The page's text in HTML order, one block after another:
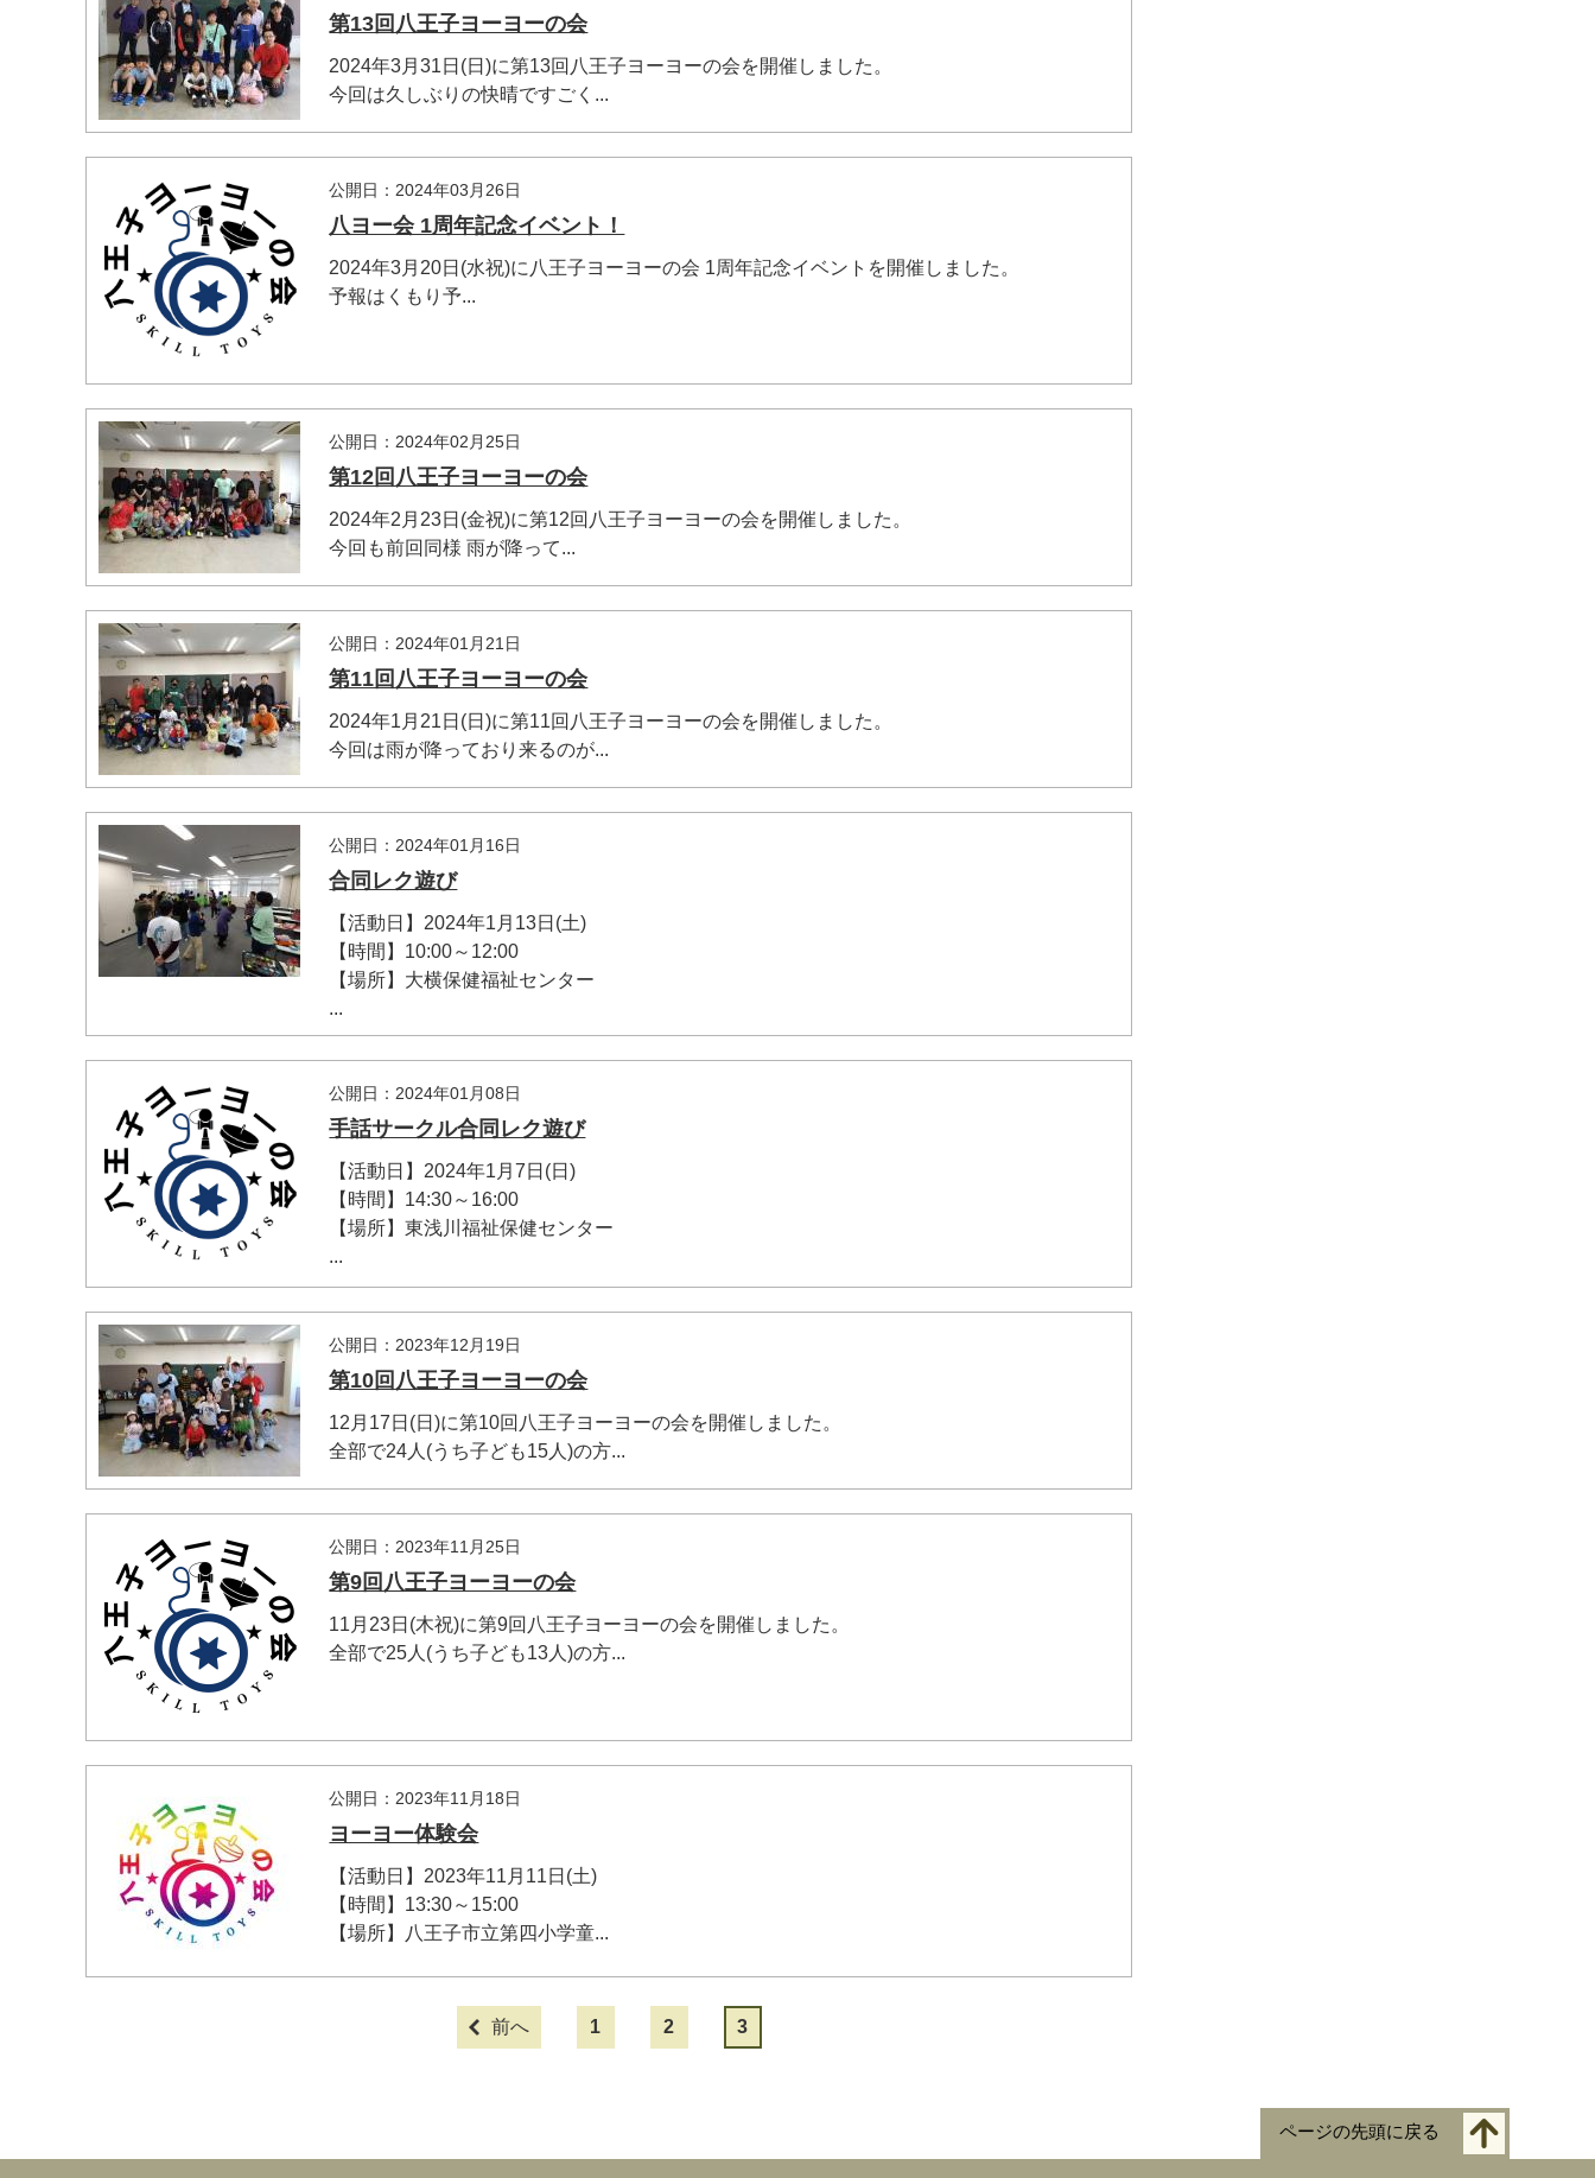
第13回八王子ヨーヨーの会
2024年3月31日(日)に第13回八王子ヨーヨーの会を開催しました。
今回は久しぶりの快晴ですごく...
公開日：2024年03月26日
八ヨー会 1周年記念イベント！
2024年3月20日(水祝)に八王子ヨーヨーの会 1周年記念イベントを開催しました。
予報はくもり予...
公開日：2024年02月25日
第12回八王子ヨーヨーの会
2024年2月23日(金祝)に第12回八王子ヨーヨーの会を開催しました。
今回も前回同様 雨が降って...
公開日：2024年01月21日
第11回八王子ヨーヨーの会
2024年1月21日(日)に第11回八王子ヨーヨーの会を開催しました。
今回は雨が降っており来るのが...
公開日：2024年01月16日
合同レク遊び
【活動日】2024年1月13日(土)
【時間】10:00～12:00
【場所】大横保健福祉センター
...
公開日：2024年01月08日
手話サークル合同レク遊び
【活動日】2024年1月7日(日)
【時間】14:30～16:00
【場所】東浅川福祉保健センター
...
公開日：2023年12月19日
第10回八王子ヨーヨーの会
12月17日(日)に第10回八王子ヨーヨーの会を開催しました。
全部で24人(うち子ども15人)の方...
公開日：2023年11月25日
第9回八王子ヨーヨーの会
11月23日(木祝)に第9回八王子ヨーヨーの会を開催しました。
全部で25人(うち子ども13人)の方...
公開日：2023年11月18日
ヨーヨー体験会
【活動日】2023年11月11日(土)
【時間】13:30～15:00
【場所】八王子市立第四小学童...
前へ 1 2 3
ページの先頭に戻る